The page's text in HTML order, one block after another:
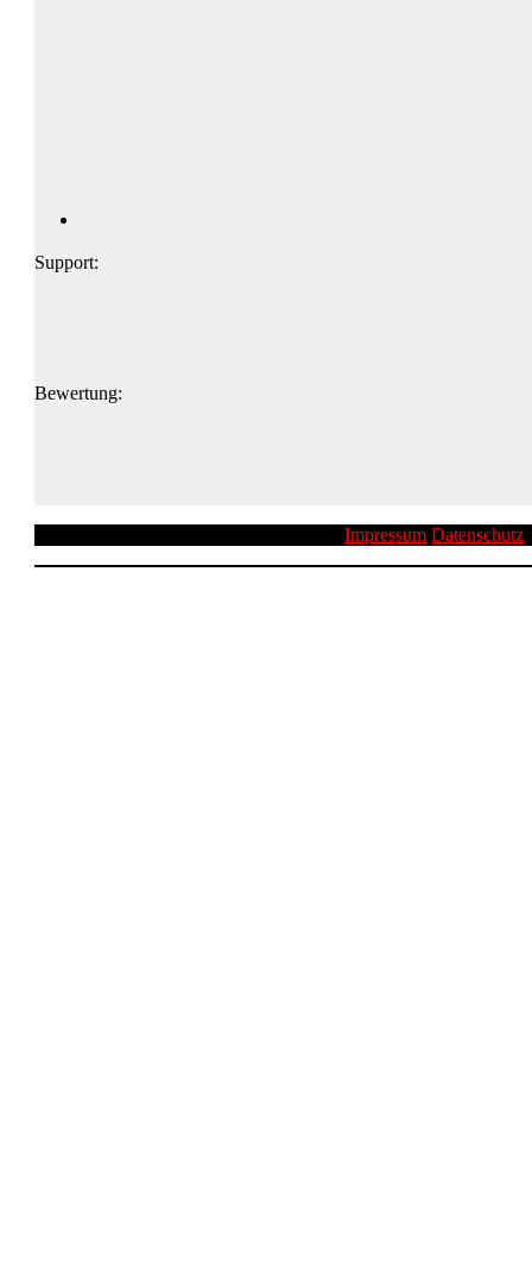
Support:
Bewertung:
Impressum Datenschutz